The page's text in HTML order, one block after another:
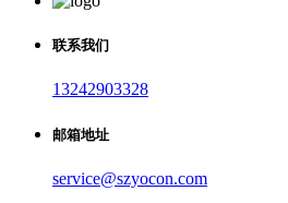
联系我们
13242903328
邮箱地址
service@szyocon.com